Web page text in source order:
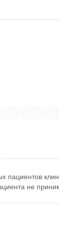
пациентов
не